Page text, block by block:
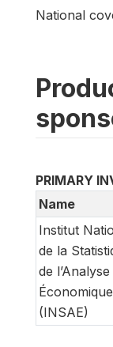
National
PRIMARY
Name
Institut
de la
de l’Analyse
Économique
(INSAE)